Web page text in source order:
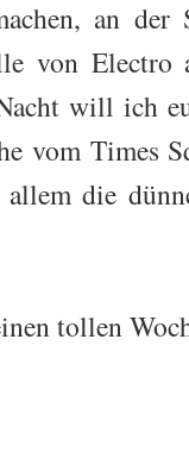
an der
von Electro
will ich
vom Times
die
tollen